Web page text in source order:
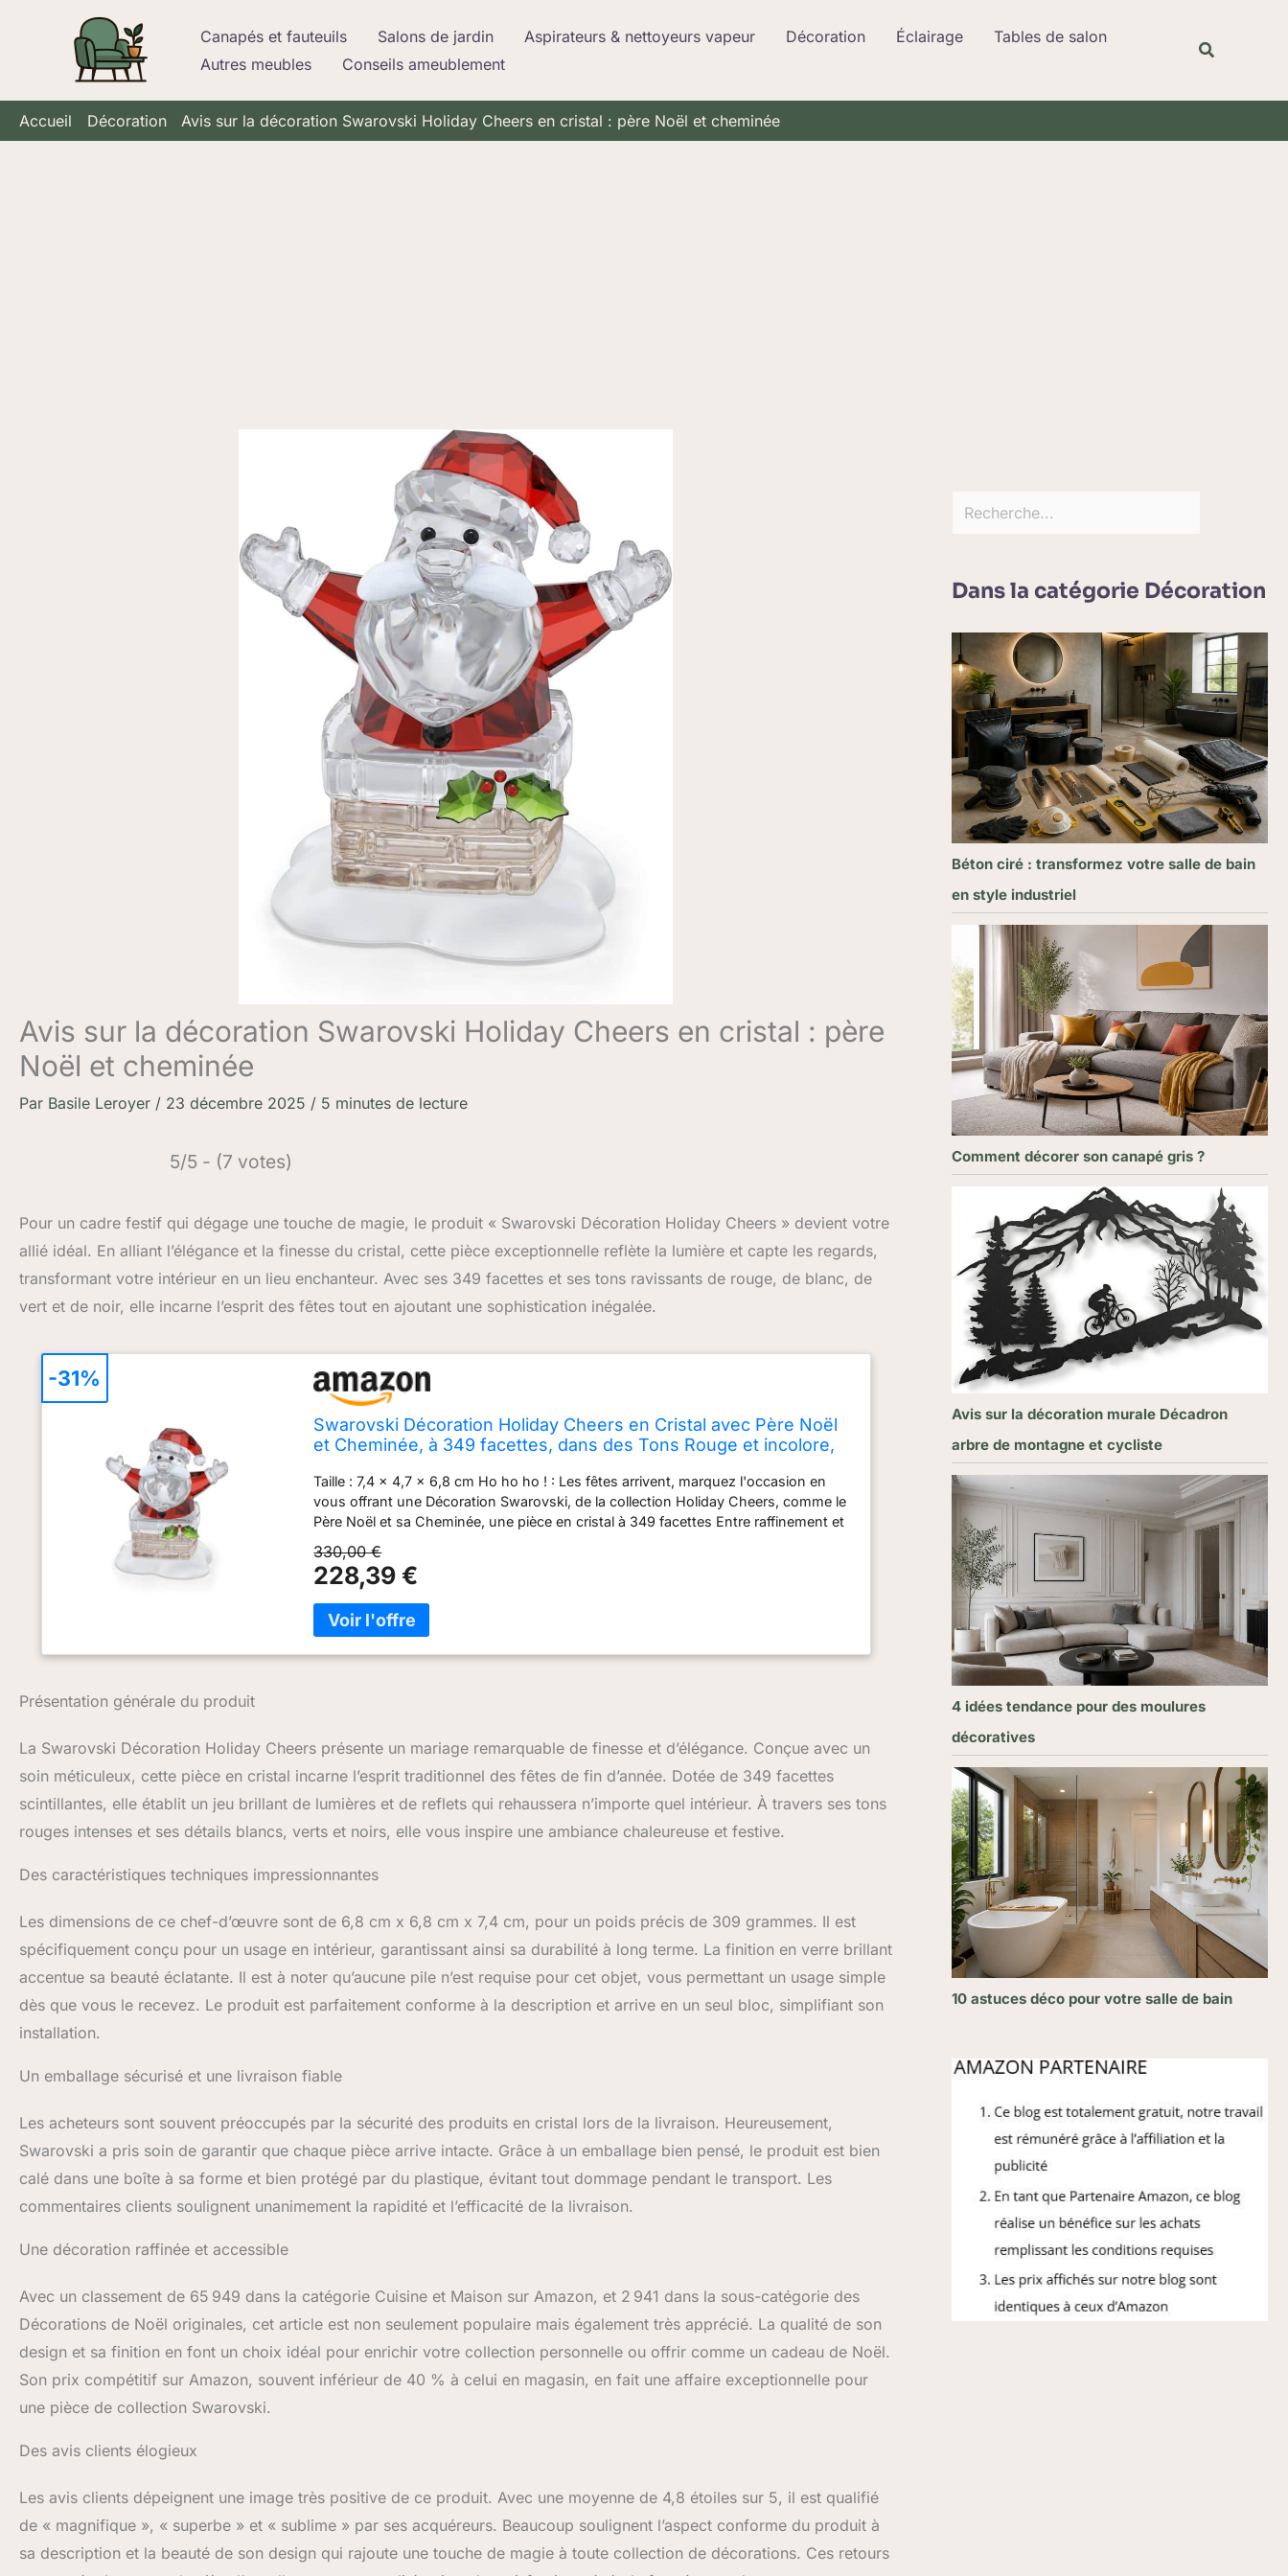
Canapés et fauteuils Salons de jardin Aspirateurs & nettoyeurs vapeur Décoration Éclairage
Tables de salon
Autres meubles
Conseils ameublement
Accueil Décoration Avis sur la décoration Swarovski Holiday Cheers en cristal : père Noël et cheminée
Avis sur la décoration Swarovski Holiday Cheers en cristal : père
Noël et cheminée
Par Basile Leroyer / 23 décembre 2025 / 5 minutes de lecture
5/5 - (7 votes)
Pour un cadre festif qui dégage une touche de magie, le produit « Swarovski Décoration Holiday Cheers » devient votre
allié idéal. En alliant l’élégance et la finesse du cristal, cette pièce exceptionnelle reflète la lumière et capte les regards,
transformant votre intérieur en un lieu enchanteur. Avec ses 349 facettes et ses tons ravissants de rouge, de blanc, de
vert et de noir, elle incarne l’esprit des fêtes tout en ajoutant une sophistication inégalée.
Swarovski Décoration Holiday Cheers en Cristal avec Père Noël
et Cheminée, à 349 facettes, dans des Tons Rouge et incolore,
Taille : 7,4 x 4,7 x 6,8 cm Ho ho ho ! : Les fêtes arrivent, marquez l'occasion en
vous offrant une Décoration Swarovski, de la collection Holiday Cheers, comme le
Père Noël et sa Cheminée, une pièce en cristal à 349 facettes Entre raffinement et
sublimée par des cristaux rouges et incolores, et rehaussée de détails colorés tels
que le houx, la moustache et le pompon de son bonnet Swarovski vous souhaite
un joyeux Noël : Ajoutez une touche de magie à votre intérieur avec la collection
Holiday Cheers, des décorations sur le thème de Noël pour émerveiller petits et
grands Conçus pour durer : Les décorations Swarovski sont conçues avec des
cristaux d'une extraordinaire brillance et avec des métaux durables ; évitez tout
330,00 €
228,39 €
-31%
Présentation générale du produit
La Swarovski Décoration Holiday Cheers présente un mariage remarquable de finesse et d’élégance. Conçue avec un
soin méticuleux, cette pièce en cristal incarne l’esprit traditionnel des fêtes de fin d’année. Dotée de 349 facettes
scintillantes, elle établit un jeu brillant de lumières et de reflets qui rehaussera n’importe quel intérieur. À travers ses tons
rouges intenses et ses détails blancs, verts et noirs, elle vous inspire une ambiance chaleureuse et festive.
Des caractéristiques techniques impressionnantes
Les dimensions de ce chef-d’œuvre sont de 6,8 cm x 6,8 cm x 7,4 cm, pour un poids précis de 309 grammes. Il est
spécifiquement conçu pour un usage en intérieur, garantissant ainsi sa durabilité à long terme. La finition en verre brillant
accentue sa beauté éclatante. Il est à noter qu’aucune pile n’est requise pour cet objet, vous permettant un usage simple
dès que vous le recevez. Le produit est parfaitement conforme à la description et arrive en un seul bloc, simplifiant son
installation.
Un emballage sécurisé et une livraison fiable
Les acheteurs sont souvent préoccupés par la sécurité des produits en cristal lors de la livraison. Heureusement,
Swarovski a pris soin de garantir que chaque pièce arrive intacte. Grâce à un emballage bien pensé, le produit est bien
calé dans une boîte à sa forme et bien protégé par du plastique, évitant tout dommage pendant le transport. Les
commentaires clients soulignent unanimement la rapidité et l’efficacité de la livraison.
Une décoration raffinée et accessible
Avec un classement de 65 949 dans la catégorie Cuisine et Maison sur Amazon, et 2 941 dans la sous-catégorie des
Décorations de Noël originales, cet article est non seulement populaire mais également très apprécié. La qualité de son
design et sa finition en font un choix idéal pour enrichir votre collection personnelle ou offrir comme un cadeau de Noël.
Son prix compétitif sur Amazon, souvent inférieur de 40 % à celui en magasin, en fait une affaire exceptionnelle pour
une pièce de collection Swarovski.
Des avis clients élogieux
Les avis clients dépeignent une image très positive de ce produit. Avec une moyenne de 4,8 étoiles sur 5, il est qualifié
de « magnifique », « superbe » et « sublime » par ses acquéreurs. Beaucoup soulignent l’aspect conforme du produit à
sa description et la beauté de son design qui rajoute une touche de magie à toute collection de décorations. Ces retours
Dans la catégorie Décoration
Béton ciré : transformez votre salle de bain
en style industriel
Comment décorer son canapé gris ?
Avis sur la décoration murale Décadron
arbre de montagne et cycliste
4 idées tendance pour des moulures
décoratives
10 astuces déco pour votre salle de bain